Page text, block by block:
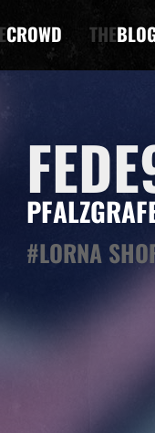
CROWD THE
#LORNA